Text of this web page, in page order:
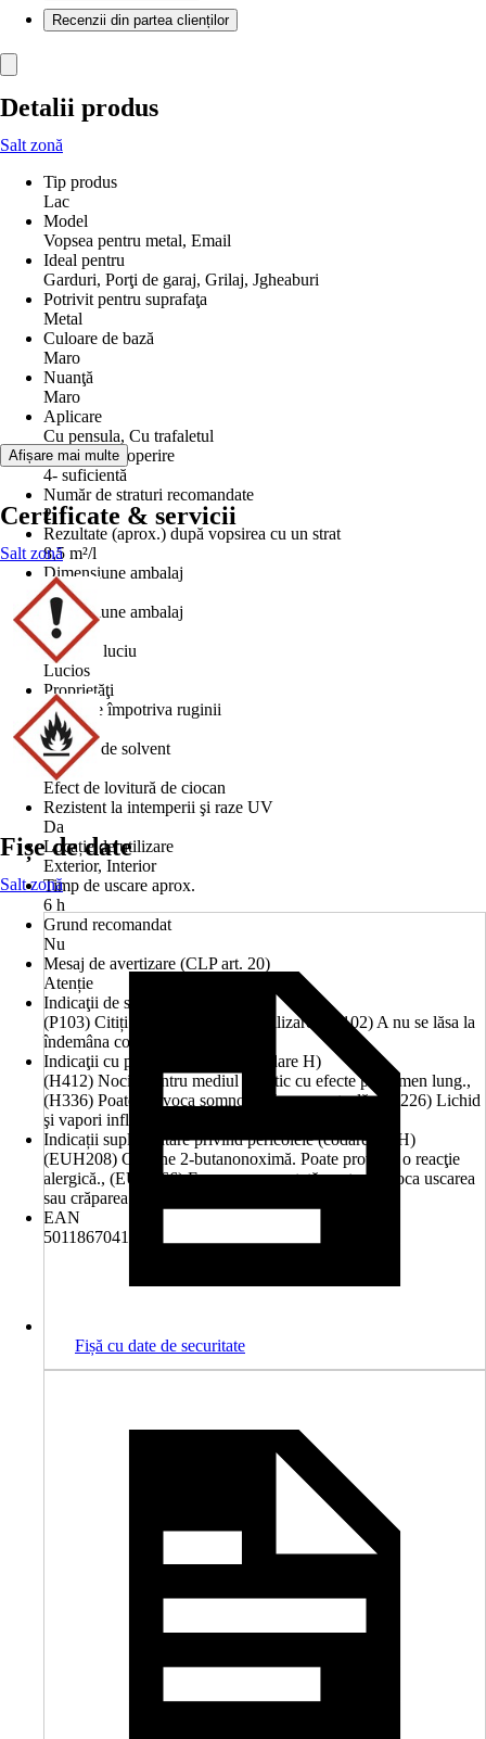
Recenzii din partea clienților
Detalii produs
Salt zonă
Tip produs
Lac
Model
Vopsea pentru metal, Email
Ideal pentru
Garduri, Porţi de garaj, Grilaj, Jgheaburi
Potrivit pentru suprafaţa
Metal
Culoare de bază
Maro
Nuanţă
Maro
Aplicare
Cu pensula, Cu trafaletul
Putere de acoperire
4- suficientă
Număr de straturi recomandate
2
Rezultate (aprox.) după vopsirea cu un strat
8,5 m²/l
Dimensiune ambalaj
1 kg
Dimensiune ambalaj
0,75 l
Grad de luciu
Lucios
Proprietăţi
Protecţie împotriva ruginii
Bază
Pe bază de solvent
Aspect
Efect de lovitură de ciocan
Rezistent la intemperii şi raze UV
Da
Locație de utilizare
Exterior, Interior
Timp de uscare aprox.
6 h
Grund recomandat
Nu
Mesaj de avertizare (CLP art. 20)
Atenție
Indicaţii de siguranţă (codare P)
(P103) Citiți eticheta înainte de utilizare., (P102) A nu se lăsa la
îndemâna copiilor.
Indicaţii cu privire la pericole (codare H)
(H412) Nociv pentru mediul acvatic cu efecte pe termen lung.,
(H336) Poate provoca somnolenţă sau ameţeală., (H226) Lichid
şi vapori inflamabili.
Indicații suplimentare privind pericolele (codare EUH)
(EUH208) Conţine 2-butanonoximă. Poate provoca o reacţie
alergică., (EUH066) Expunerea repetată poate provoca uscarea
sau crăparea pielii.
EAN
5011867041995
Afișare mai multe
Certificate & servicii
Salt zonă
Fișe de date
Salt zonă
Fișă cu date de securitate